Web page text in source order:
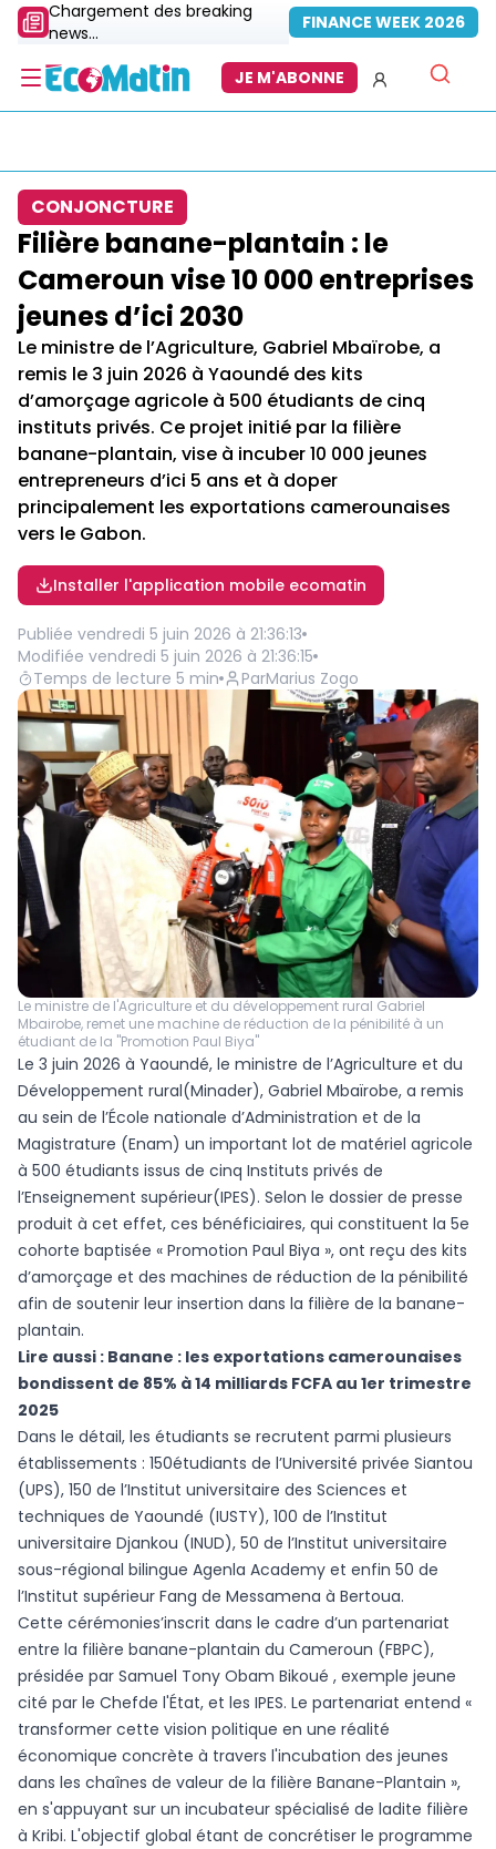
Chargement des breaking
news...
FINANCE WEEK 2026
JE M'ABONNE
CONJONCTURE
Filière banane-plantain : le
Cameroun vise 10 000 entreprises
jeunes d’ici 2030
Le ministre de l’Agriculture, Gabriel Mbaïrobe, a
remis le 3 juin 2026 à Yaoundé des kits
d’amorçage agricole à 500 étudiants de cinq
instituts privés. Ce projet initié par la filière
banane-plantain, vise à incuber 10 000 jeunes
entrepreneurs d’ici 5 ans et à doper
principalement les exportations camerounaises
vers le Gabon.
Installer l'application mobile ecomatin
Publiée vendredi 5 juin 2026 à 21:36:13
Modifiée vendredi 5 juin 2026 à 21:36:15
Temps de lecture 5 min ParMarius Zogo
Le ministre de l'Agriculture et du développement rural Gabriel
Mbairobe, remet une machine de réduction de la pénibilité à un
étudiant de la ''Promotion Paul Biya''
Le 3 juin 2026 à Yaoundé, le ministre de l’Agriculture et du
Développement rural(Minader), Gabriel Mbaïrobe, a remis
au sein de l’École nationale d’Administration et de la
Magistrature (Enam) un important lot de matériel agricole
à 500 étudiants issus de cinq Instituts privés de
l’Enseignement supérieur(IPES). Selon le dossier de presse
produit à cet effet, ces bénéficiaires, qui constituent la 5e
cohorte baptisée « Promotion Paul Biya », ont reçu des kits
d’amorçage et des machines de réduction de la pénibilité
afin de soutenir leur insertion dans la filière de la banane-
plantain.
Lire aussi : Banane : les exportations camerounaises
bondissent de 85% à 14 milliards FCFA au 1er trimestre
2025
Dans le détail, les étudiants se recrutent parmi plusieurs
établissements : 150étudiants de l’Université privée Siantou
(UPS), 150 de l’Institut universitaire des Sciences et
techniques de Yaoundé (IUSTY), 100 de l’Institut
universitaire Djankou (INUD), 50 de l’Institut universitaire
sous-régional bilingue Agenla Academy et enfin 50 de
l’Institut supérieur Fang de Messamena à Bertoua.
Cette cérémonies’inscrit dans le cadre d’un partenariat
entre la filière banane-plantain du Cameroun (FBPC),
présidée par Samuel Tony Obam Bikoué , exemple jeune
cité par le Chefde l'État, et les IPES. Le partenariat entend «
transformer cette vision politique en une réalité
économique concrète à travers l'incubation des jeunes
dans les chaînes de valeur de la filière Banane-Plantain »,
en s'appuyant sur un incubateur spécialisé de ladite filière
à Kribi. L'objectif global étant de concrétiser le programme